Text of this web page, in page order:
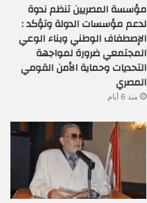
مؤسسة المصريين تنظم ندوة
لدعم مؤسسات الدولة وتؤكد :
الإصطفاف الوطني وبناء الوعي
المجتمعي ضرورة لمواجهة
التحديات وحماية الأمن القومي
المصري
منذ 6 أيام